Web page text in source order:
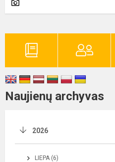
Naujienų archyvas
2026
LIEPA (6)